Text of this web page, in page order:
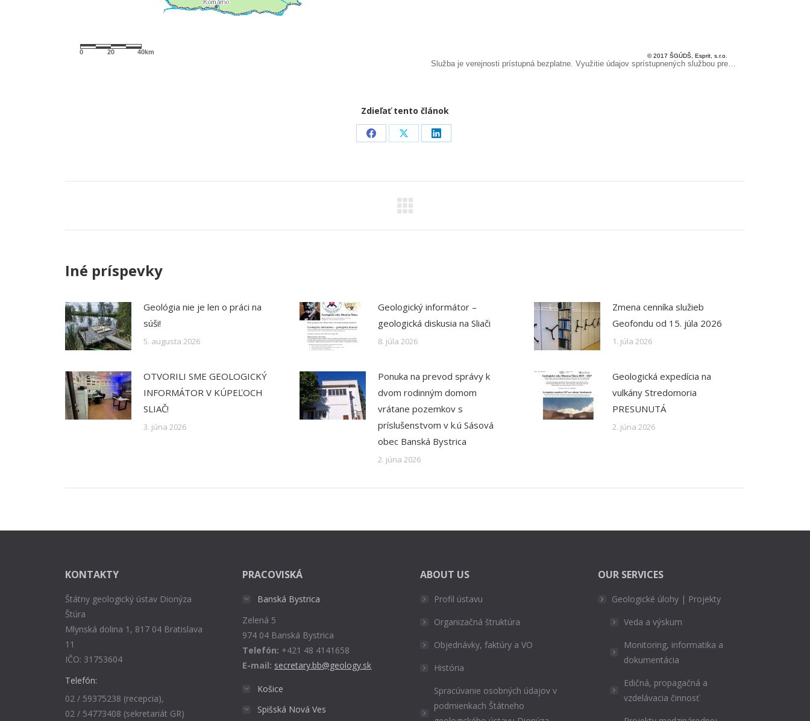
Zdieľať tento článok
Share
Facebook
Share
X
Share
LinkedIn
Iné príspevky
Geológia nie je len o práci na
súši!
5. augusta 2026
Geologický informátor –
geologická diskusia na Sliači
8. júla 2026
Zmena cenníka služieb
Geofondu od 15. júla 2026
1. júla 2026
OTVORILI SME GEOLOGICKÝ
INFORMÁTOR V KÚPEĽOCH
SLIAČ!
3. júna 2026
Ponuka na prevod správy k
dvom rodinným domom
vrátane pozemkov s
príslušenstvom v k.ú Sásová
obec Banská Bystrica
2. júna 2026
Geologická expedícia na
vulkány Stredomoria
PRESUNUTÁ
2. júna 2026
KONTAKTY
Štátny geologický ústav Dionýza
Štúra
Mlynská dolina 1, 817 04 Bratislava
11
IČO: 31753604
Telefón:
02 / 59375238 (recepcia),
02 / 54773408 (sekretariát GR)
PRACOVISKÁ
Banská Bystrica
Zelená 5
974 04 Banská Bystrica
Telefón: +421 48 4141658
E-mail: secretary.bb@geology.sk
Košice
Spišská Nová Ves
ABOUT US
Profil ústavu
Organizačná štruktúra
Objednávky, faktúry a VO
História
Spracúvanie osobných údajov v
podmienkach Štátneho
OUR SERVICES
Geologické úlohy | Projekty
Veda a výskum
Monitoring, informatika a
dokumentácia
Edičná, propagačná a
vzdelávacia činnosť